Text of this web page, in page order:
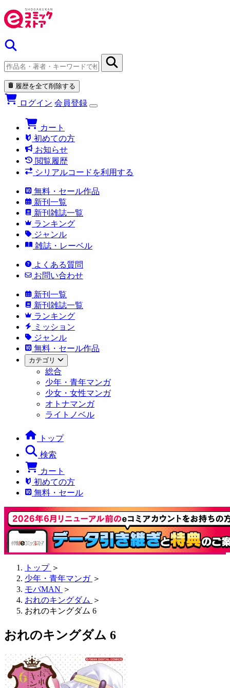
履歴を全て削除する
ログイン 会員登録
カート
初めての方
お知らせ
閲覧履歴
シリアルコードを利用する
無料・セール作品
新刊一覧
新刊雑誌一覧
ランキング
ジャンル
雑誌・レーベル
よくある質問
お問い合わせ
新刊一覧
新刊雑誌一覧
ランキング
ミッション
ジャンル
無料・セール作品
カテゴリ
総合
少年・青年マンガ
少女・女性マンガ
オトナマンガ
ライトノベル
トップ
検索
カート
初めての方
無料・セール
トップ ＞
少年・青年マンガ ＞
モバMAN ＞
おれのキングダム ＞
おれのキングダム 6
おれのキングダム 6